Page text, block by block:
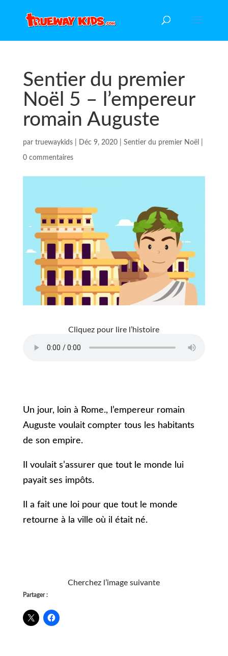
Sentier du premier
Noël 5 – l’empereur
romain Auguste
par truewaykids| Déc 9, 2020| Sentier du premier Noël
0 commentaires
Cliquez pour lire l’histoire
Un jour, loin à Rome., l’empereur romain
Auguste voulait compter tous les habitants
de son empire.
Il voulait s’assurer que tout le monde lui
payait ses impôts.
Il a fait une loi pour que tout le monde
retourne à la ville où il était né.
Cherchez l’image suivante
Partager :